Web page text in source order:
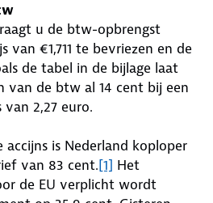
u de btw-opbrengst
van €1,711 te bevriezen en de
de tabel in de bijlage laat
van de btw al 14 cent bij een
2,27 euro.
is Nederland koploper
van 83 cent.[1] Het
de EU verplicht wordt